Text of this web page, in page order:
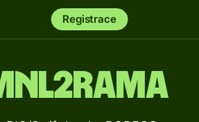
Registrace